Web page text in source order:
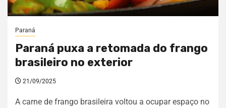
Paraná
Paraná puxa a retomada do frango
brasileiro no exterior
21/09/2025
A carne de frango brasileira voltou a ocupar espaço no